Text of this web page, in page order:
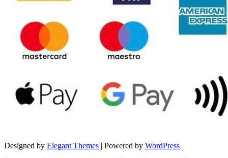
Designed by Elegant Themes | Powered by WordPress